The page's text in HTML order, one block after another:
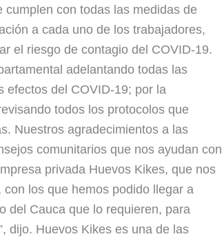
con todas las medidas de
a cada uno de los trabajadores,
el riesgo de contagio del COVID-19.
adelantando todas las
efectos del COVID-19; por la
todos los protocolos que
Nuestros agradecimientos a las
comunitarios que nos ayudan con
privada Huevos Kikes, que nos
los que hemos podido llegar a
del Cauca que lo requieren, para
dijo. Huevos Kikes es una de las